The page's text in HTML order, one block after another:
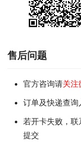
售后问题
官方咨询请关注
订单及快递查询
若开卡失败，
提交